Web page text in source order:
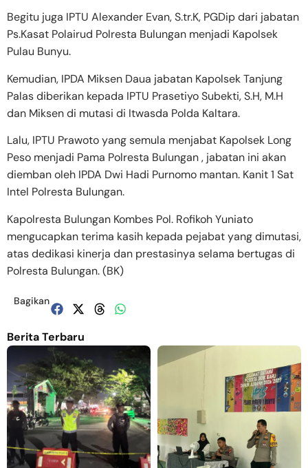
Begitu juga IPTU Alexander Evan, S.tr.K, PGDip dari jabatan
Ps.Kasat Polairud Polresta Bulungan menjadi Kapolsek
Pulau Bunyu.
Kemudian, IPDA Miksen Daua jabatan Kapolsek Tanjung
Palas diberikan kepada IPTU Prasetiyo Subekti, S.H, M.H
dan Miksen di mutasi di Itwasda Polda Kaltara.
Lalu, IPTU Prawoto yang semula menjabat Kapolsek Long
Peso menjadi Pama Polresta Bulungan , jabatan ini akan
diemban oleh IPDA Dwi Hadi Purnomo mantan. Kanit 1 Sat
Intel Polresta Bulungan.
Kapolresta Bulungan Kombes Pol. Rofikoh Yuniato
mengucapkan terima kasih kepada pejabat yang dimutasi,
atas dedikasi kinerja dan prestasinya selama bertugas di
Polresta Bulungan. (BK)
Bagikan
Berita Terbaru